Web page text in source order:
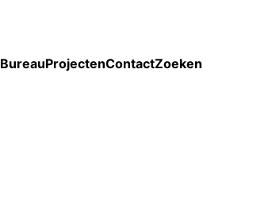
BureauProjectenContactZoeken